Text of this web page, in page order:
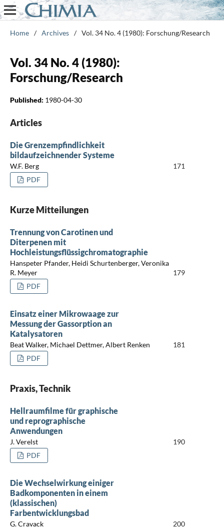
Home / Archives / Vol. 34 No. 4 (1980): Forschung/Research
Vol. 34 No. 4 (1980):
Forschung/Research
Published: 1980-04-30
Articles
Die Grenzempfindlichkeit
bildaufzeichnender Systeme
W.F. Berg
171
PDF
Kurze Mitteilungen
Trennung von Carotinen und
Diterpenen mit
Hochleistungsflüssigchromatographie
Hanspeter Pfander, Heidi Schurtenberger, Veronika
R. Meyer
179
PDF
Einsatz einer Mikrowaage zur
Messung der Gassorption an
Katalysatoren
Beat Walker, Michael Dettmer, Albert Renken
181
PDF
Praxis, Technik
Hellraumfilme für graphische
und reprographische
Anwendungen
J. Verelst
190
PDF
Die Wechselwirkung einiger
Badkomponenten in einem
(klassischen)
Farbentwicklungsbad
G. Cravack
200